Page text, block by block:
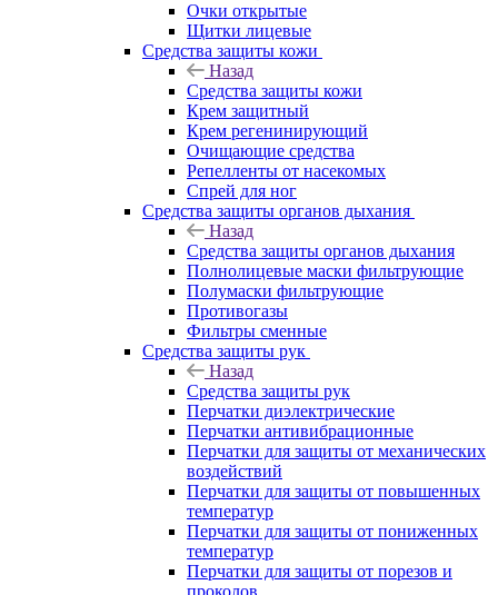
Очки открытые
Щитки лицевые
Средства защиты кожи
Назад
Средства защиты кожи
Крем защитный
Крем регенинирующий
Очищающие средства
Репелленты от насекомых
Спрей для ног
Средства защиты органов дыхания
Назад
Средства защиты органов дыхания
Полнолицевые маски фильтрующие
Полумаски фильтрующие
Противогазы
Фильтры сменные
Средства защиты рук
Назад
Средства защиты рук
Перчатки диэлектрические
Перчатки антивибрационные
Перчатки для защиты от механических
воздействий
Перчатки для защиты от повышенных
температур
Перчатки для защиты от пониженных
температур
Перчатки для защиты от порезов и
проколов